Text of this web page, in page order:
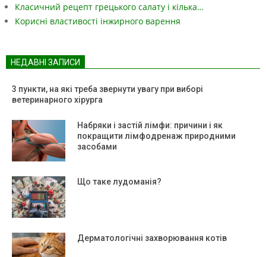
Класичний рецепт грецького салату і кілька…
Корисні властивості інжирного варення
НЕДАВНІ ЗАПИСИ
3 пункти, на які треба звернути увагу при виборі
ветеринарного хірурга
Набряки і застій лімфи: причини і як
покращити лімфодренаж природними
засобами
Що таке лудоманія?
Дерматологічні захворювання котів